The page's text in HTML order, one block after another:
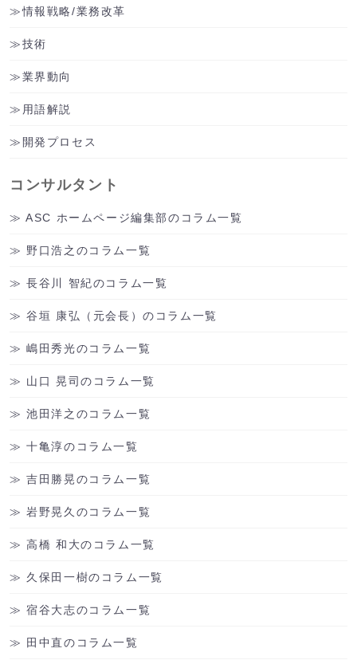
情報戦略/業務改革
技術
業界動向
用語解説
開発プロセス
コンサルタント
ASC ホームページ編集部のコラム一覧
野口浩之のコラム一覧
長谷川 智紀のコラム一覧
谷垣 康弘（元会長）のコラム一覧
嶋田秀光のコラム一覧
山口 晃司のコラム一覧
池田洋之のコラム一覧
十亀淳のコラム一覧
吉田勝晃のコラム一覧
岩野晃久のコラム一覧
高橋 和大のコラム一覧
久保田一樹のコラム一覧
宿谷大志のコラム一覧
田中直のコラム一覧